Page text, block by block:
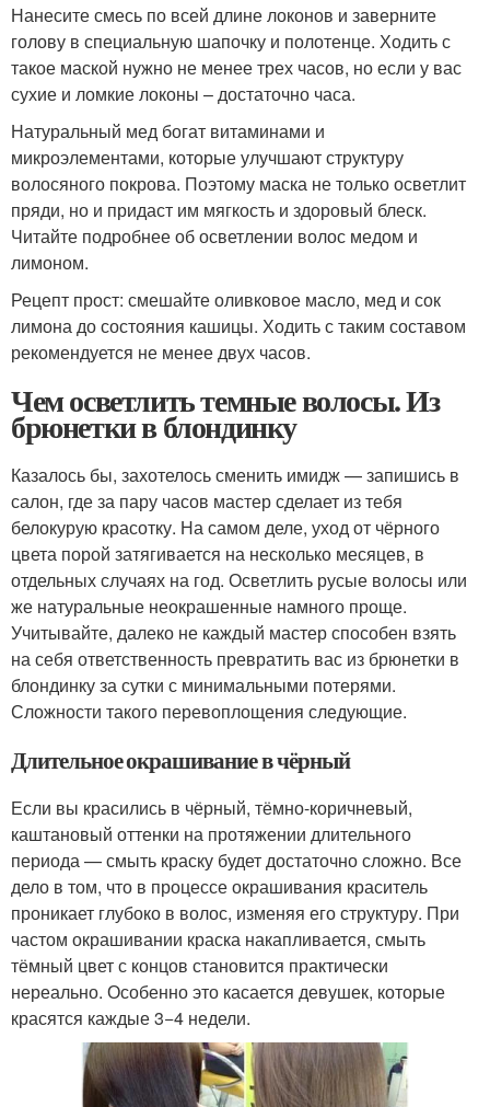
Нанесите смесь по всей длине локонов и заверните
голову в специальную шапочку и полотенце. Ходить с
такое маской нужно не менее трех часов, но если у вас
сухие и ломкие локоны – достаточно часа.
Натуральный мед богат витаминами и
микроэлементами, которые улучшают структуру
волосяного покрова. Поэтому маска не только осветлит
пряди, но и придаст им мягкость и здоровый блеск.
Читайте подробнее об осветлении волос медом и
лимоном.
Рецепт прост: смешайте оливковое масло, мед и сок
лимона до состояния кашицы. Ходить с таким составом
рекомендуется не менее двух часов.
Чем осветлить темные волосы. Из
брюнетки в блондинку
Казалось бы, захотелось сменить имидж — запишись в
салон, где за пару часов мастер сделает из тебя
белокурую красотку. На самом деле, уход от чёрного
цвета порой затягивается на несколько месяцев, в
отдельных случаях на год. Осветлить русые волосы или
же натуральные неокрашенные намного проще.
Учитывайте, далеко не каждый мастер способен взять
на себя ответственность превратить вас из брюнетки в
блондинку за сутки с минимальными потерями.
Сложности такого перевоплощения следующие.
Длительное окрашивание в чёрный
Если вы красились в чёрный, тёмно-коричневый,
каштановый оттенки на протяжении длительного
периода — смыть краску будет достаточно сложно. Все
дело в том, что в процессе окрашивания краситель
проникает глубоко в волос, изменяя его структуру. При
частом окрашивании краска накапливается, смыть
тёмный цвет с концов становится практически
нереально. Особенно это касается девушек, которые
красятся каждые 3−4 недели.